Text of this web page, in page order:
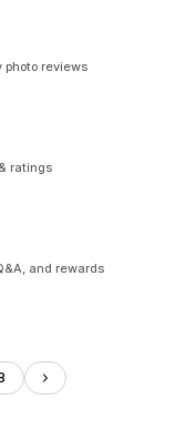
reviews
ratings
and rewards